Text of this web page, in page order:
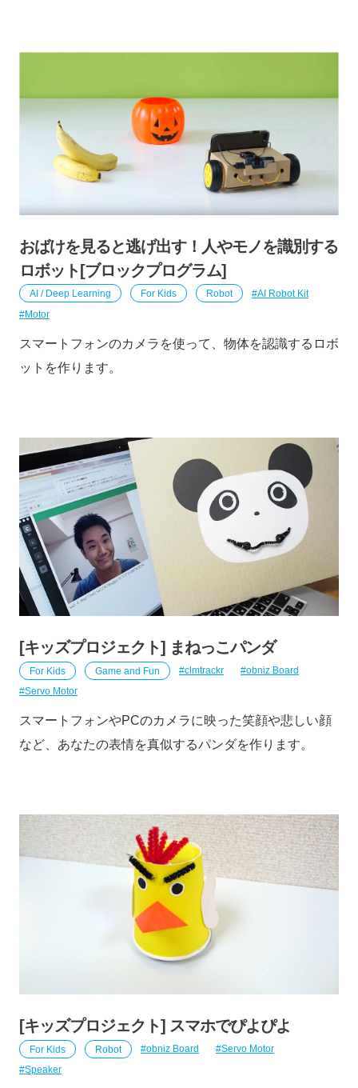
おばけを見ると逃げ出す！人やモノを識別する
ロボット[ブロックプログラム]
AI / Deep Learning For Kids Robot
AI Robot Kit
Motor
スマートフォンのカメラを使って、物体を認識するロボ
ットを作ります。
[キッズプロジェクト] まねっこパンダ
For Kids Game and Fun clmtrackr
obniz Board
Servo Motor
スマートフォンやPCのカメラに映った笑顔や悲しい顔
など、あなたの表情を真似するパンダを作ります。
[キッズプロジェクト] スマホでぴよぴよ
For Kids Robot obniz Board
Servo Motor
Speaker